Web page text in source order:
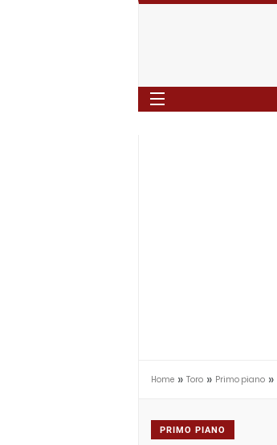
Home » Toro » Primo piano »
PRIMO PIANO